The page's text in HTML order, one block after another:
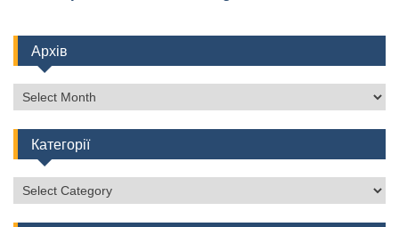
Архів
Архів
Категорії
Категорії